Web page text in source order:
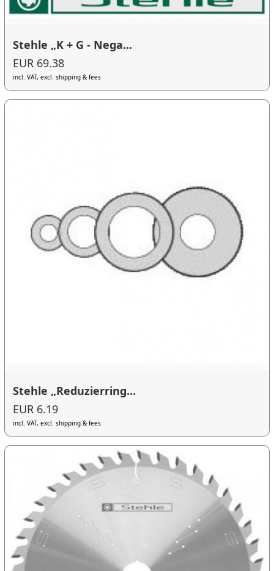
Stehle „K + G - Nega...
EUR 69.38
incl. VAT, excl. shipping & fees
Stehle „Reduzierring...
EUR 6.19
incl. VAT, excl. shipping & fees